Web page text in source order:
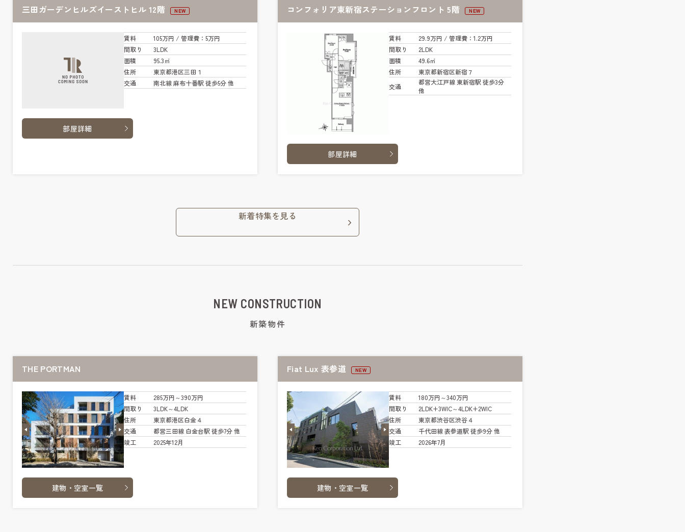
三田ガーデンヒルズイーストヒル 12階 NEW
賃料 105万円 / 管理費：5万円
間取り
3LDK
面積
95.3㎡
住所
東京都港区三田１
交通
南北線 麻布十番駅 徒歩5分 他
部屋詳細
コンフォリア東新宿ステーションフロント 5階 NEW
賃料 29.9万円 / 管理費：1.2万円
間取り
2LDK
面積
49.6㎡
住所
東京都新宿区新宿７
交通
都営大江戸線 東新宿駅 徒歩3分
他
部屋詳細
新着特集を見る
NEW CONSTRUCTION
新築物件
THE PORTMAN
賃料
285万円～390万円
間取り
3LDK～4LDK
住所
東京都港区白金４
交通
都営三田線 白金台駅 徒歩7分 他
竣工
2025年12月
建物・空室一覧
Fiat Lux 表参道 NEW
賃料
180万円～340万円
間取り
2LDK+3WIC～4LDK+2WIC
住所
東京都渋谷区渋谷４
交通
千代田線 表参道駅 徒歩9分 他
竣工
2026年7月
建物・空室一覧